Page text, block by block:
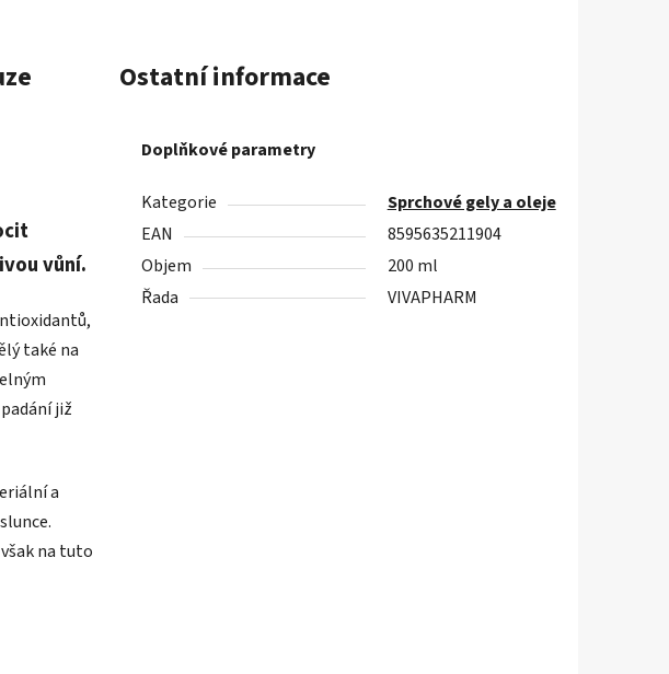
Ostatní informace
vůní.
také na
již
a
na tuto
Doplňkové parametry
Kategorie
Sprchové gely a oleje
EAN
8595635211904
Objem
200 ml
Řada
VIVAPHARM